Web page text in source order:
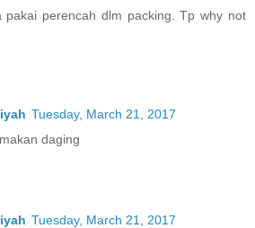
pakai perencah dlm packing. Tp why not
Tuesday, March 21, 2017
daging
Tuesday, March 21, 2017